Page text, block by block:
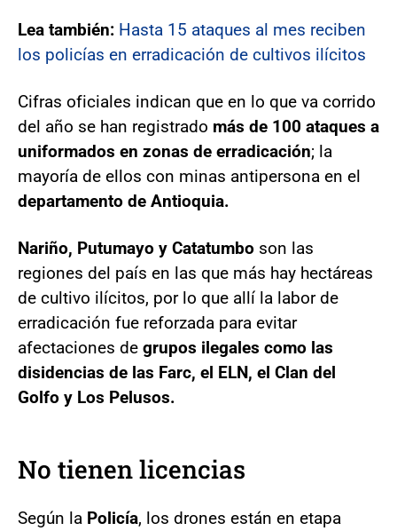
Lea también: Hasta 15 ataques al mes reciben
los policías en erradicación de cultivos ilícitos
Cifras oficiales indican que en lo que va corrido
del año se han registrado más de 100 ataques a
uniformados en zonas de erradicación; la
mayoría de ellos con minas antipersona en el
departamento de Antioquia.
Nariño, Putumayo y Catatumbo son las
regiones del país en las que más hay hectáreas
de cultivo ilícitos, por lo que allí la labor de
erradicación fue reforzada para evitar
afectaciones de grupos ilegales como las
disidencias de las Farc, el ELN, el Clan del
Golfo y Los Pelusos.
No tienen licencias
Según la Policía, los drones están en etapa